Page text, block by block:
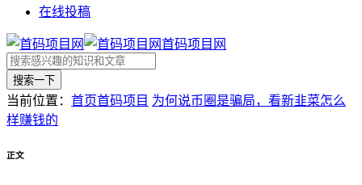
在线投稿
首码项目网
搜索一下
当前位置： 首页首码项目 为何说币圈是骗局，看新韭菜怎么
样赚钱的
正文